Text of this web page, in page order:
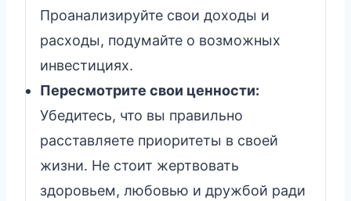
Проанализируйте свои доходы и
расходы, подумайте о возможных
инвестициях.
Пересмотрите свои ценности:
Убедитесь, что вы правильно
расставляете приоритеты в своей
жизни. Не стоит жертвовать
здоровьем, любовью и дружбой ради